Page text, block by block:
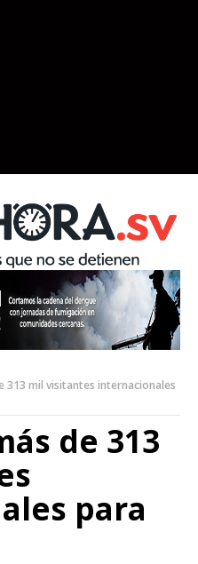
313 mil visitantes internacionales
de 313
para